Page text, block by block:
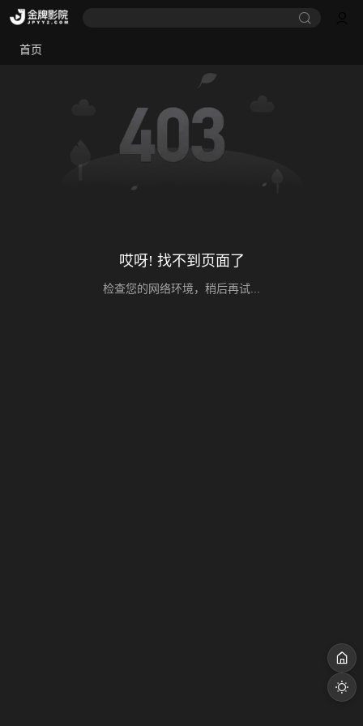
首页
哎呀! 找不到页面了
检查您的网络环境，稍后再试...